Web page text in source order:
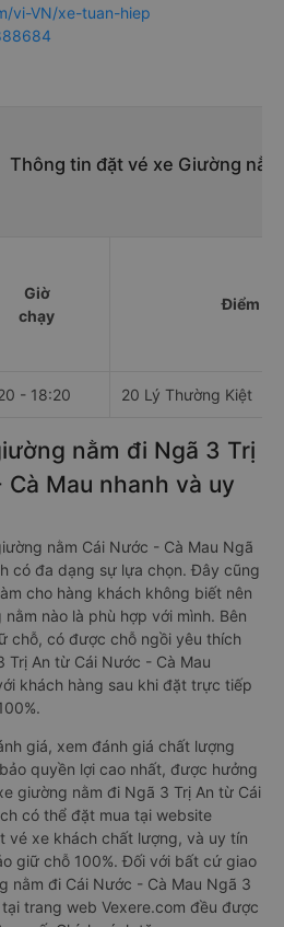
vi-VN/xe-tuan-hiep
Thông tin đặt vé xe Giường
Giờ
chạy
Điểm đi
- 18:20 20 Lý Thường Kiệt
nằm đi Ngã 3 Trị
Mau nhanh và uy
nằm Cái Nước - Cà Mau Ngã
có đa dạng sự lựa chọn. Đây cũng
cho hàng khách không biết nên
nào là phù hợp với mình. Bên
chỗ, có được chỗ ngồi yêu thích
Trị An từ Cái Nước - Cà Mau
khách hàng sau khi đặt trực tiếp
giá, xem đánh giá chất lượng
quyền lợi cao nhất, được hưởng
giường nằm đi Ngã 3 Trị An từ Cái
có thể đặt mua tại website
vé xe khách chất lượng, và uy tín
giữ chỗ 100%. Đối với bất cứ giao
nằm đi Cái Nước - Cà Mau Ngã 3
trang web Vexere.com đều được